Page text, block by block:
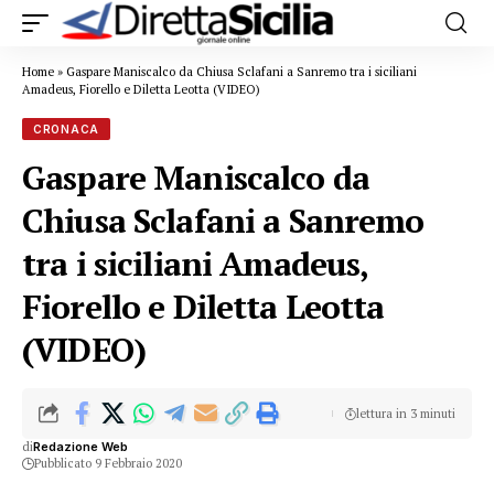
Home » Gaspare Maniscalco da Chiusa Sclafani a Sanremo tra i siciliani
Amadeus, Fiorello e Diletta Leotta (VIDEO)
CRONACA
Gaspare Maniscalco da
Chiusa Sclafani a Sanremo
tra i siciliani Amadeus,
Fiorello e Diletta Leotta
(VIDEO)
diRedazione Web
Pubblicato 9 Febbraio 2020
lettura in 3 minuti